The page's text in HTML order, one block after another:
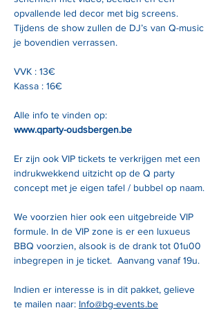
opvallende led decor met big screens.
Tijdens de show zullen de DJ’s van Q-music
je bovendien verrassen.
VVK : 13€
Kassa : 16€
Alle info te vinden op:
www.qparty-oudsbergen.be
Er zijn ook VIP tickets te verkrijgen met een
indrukwekkend uitzicht op de Q party
concept met je eigen tafel / bubbel op naam.
We voorzien hier ook een uitgebreide VIP
formule. In de VIP zone is er een luxueus
BBQ voorzien, alsook is de drank tot 01u00
inbegrepen in je ticket.  Aanvang vanaf 19u.
Indien er interesse is in dit pakket, gelieve
te mailen naar: Info@bg-events.be